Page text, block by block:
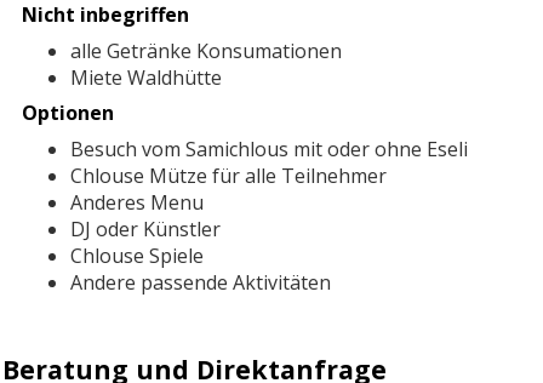
Nicht inbegriffen
alle Getränke Konsumationen
Miete Waldhütte
Optionen
Besuch vom Samichlous mit oder ohne Eseli
Chlouse Mütze für alle Teilnehmer
Anderes Menu
DJ oder Künstler
Chlouse Spiele
Andere passende Aktivitäten
Beratung und Direktanfrage